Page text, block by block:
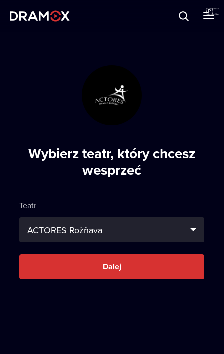
🇵🇱
Wybierz teatr, który chcesz
wesprzeć
Teatr
Dalej